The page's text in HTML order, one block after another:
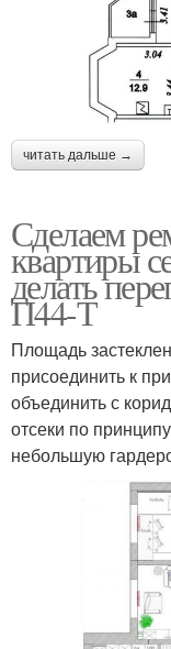
читать дальше →
Сделаем
квартиры
делать
П44-Т
Площадь
присоединить к
объединить с
отсеки по
небольшую